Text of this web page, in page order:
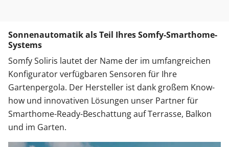
Sonnenautomatik als Teil Ihres Somfy-Smarthome-
Systems
Somfy Soliris lautet der Name der im umfangreichen
Konfigurator verfügbaren Sensoren für Ihre
Gartenpergola. Der Hersteller ist dank großem Know-
how und innovativen Lösungen unser Partner für
Smarthome-Ready-Beschattung auf Terrasse, Balkon
und im Garten.